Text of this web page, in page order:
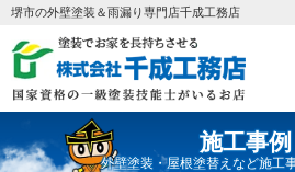
堺市の外壁塗装＆雨漏り専門店千成工務店
施工事例
外壁塗装・屋根塗替えなど施工